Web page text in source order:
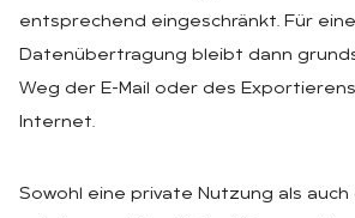
entsprechend eingeschränkt. Für eine
Datenübertragung bleibt dann
Weg der E-Mail oder des
Internet.
Sowohl eine private Nutzung als auch